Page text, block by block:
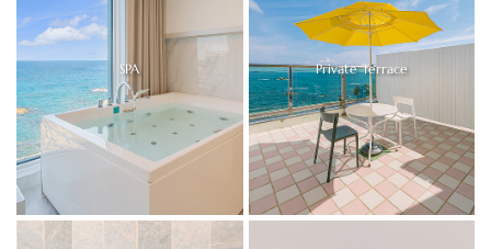
SPA Private Terrace